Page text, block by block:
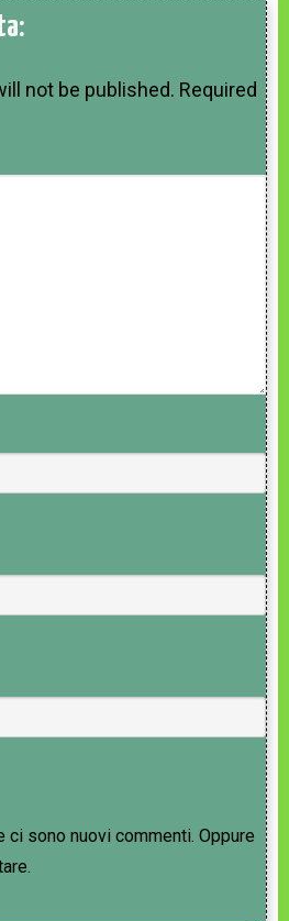
not be published. Required
ci sono nuovi commenti. Oppure